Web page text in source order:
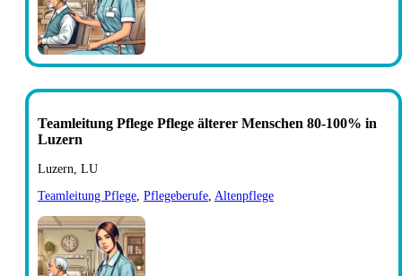
Teamleitung Pflege Pflege älterer Menschen 80-100% in
Luzern
Luzern, LU
Teamleitung Pflege, Pflegeberufe, Altenpflege